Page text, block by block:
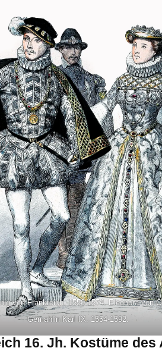
von Frankreich. 1550-1574. Eleonora von
Gemahlin Karl IX. 1554-1592.
16. Jh. Kostüme des
Kult der